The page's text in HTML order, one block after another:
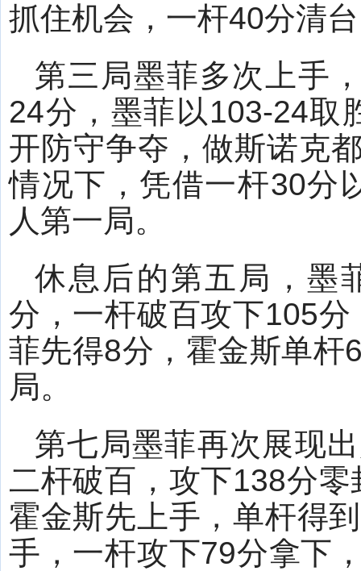
抓住机会，一杆40分清
第三局墨菲多次上手
24分，墨菲以103-24取
开防守争夺，做斯诺克
情况下，凭借一杆30分
人第一局。
休息后的第五局，墨
分，一杆破百攻下105
菲先得8分，霍金斯单杆
局。
第七局墨菲再次展现
二杆破百，攻下138分
霍金斯先上手，单杆得
手，一杆攻下79分拿下